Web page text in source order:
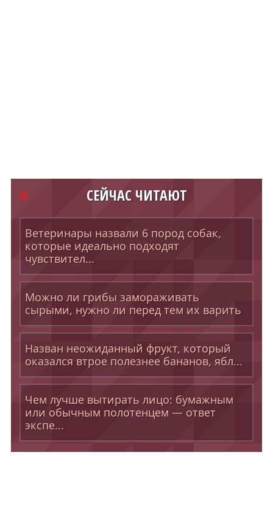
СЕЙЧАС ЧИТАЮТ
Ветеринары назвали 6 пород собак,
которые идеально подходят
чувствител...
Можно ли грибы замораживать
сырыми, нужно ли перед тем их варить
Назван неожиданный фрукт, который
оказался втрое полезнее бананов, ябл...
Чем лучше вытирать лицо: бумажным
или обычным полотенцем — ответ
экспе...